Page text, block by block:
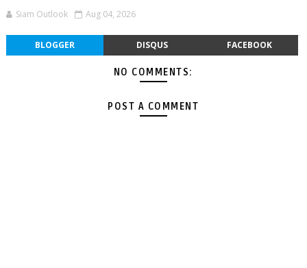
Siam Outlook Aug 04, 2026
BLOGGER DISQUS FACEBOOK
NO COMMENTS:
POST A COMMENT